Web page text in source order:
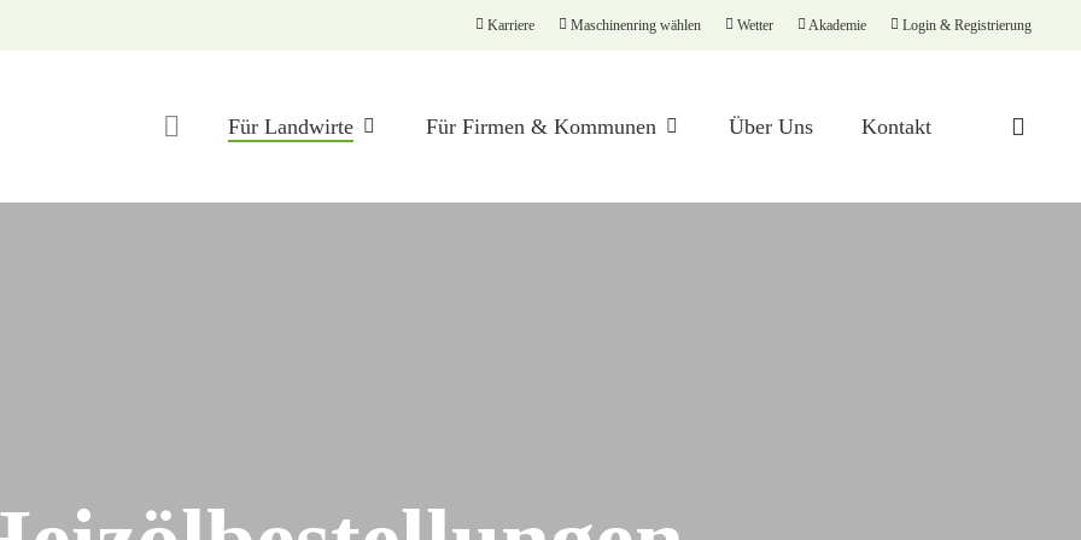
Karriere Maschinenring wählen Wetter Akademie Login & Registrierung
Für Landwirte Für Firmen & Kommunen Über Uns Kontakt